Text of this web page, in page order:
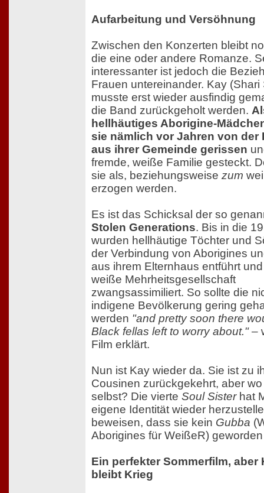
Aufarbeitung und Versöhnung
Zwischen den Konzerten bleibt
die eine oder andere Romanze.
interessanter ist jedoch die
Frauen untereinander. Kay (Shari
musste erst wieder ausfindig
die Band zurückgeholt werden.
hellhäutiges Aborigine-
sie nämlich vor Jahren von der
aus ihrer Gemeinde gerissen
fremde, weiße Familie gesteckt.
sie als, beziehungsweise zum
erzogen werden.
Es ist das Schicksal der so
Stolen Generations. Bis in die
wurden hellhäutige Töchter und
der Verbindung von Aborigines
aus ihrem Elternhaus entführt
weiße Mehrheitsgesellschaft
zwangsassimiliert. So sollte die
indigene Bevölkerung gering
werden "and pretty soon there
Black fellas left to worry about."–
Film erklärt.
Nun ist Kay wieder da. Sie ist zu
Cousinen zurückgekehrt, aber
selbst? Die vierte Soul Sisterhat
eigene Identität wieder
beweisen, dass sie kein Gubba
Aborigines für WeißeR)
Ein perfekter Sommerfilm, aber
bleibt Krieg